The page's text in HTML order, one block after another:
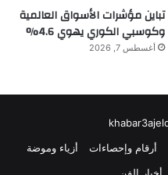
تباين مؤشرات الأسواق العالمية
وكوسبي الكوري يهوي 4.6%
أغسطس 7, 2026
أرقام وإحصاءات
أزياء وموضة
أخبار الفن